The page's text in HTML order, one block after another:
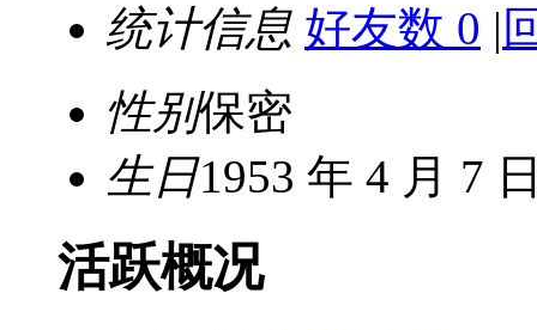
统计信息 好友数 0 |
性别保密
生日1953 年 4 月 7
活跃概况